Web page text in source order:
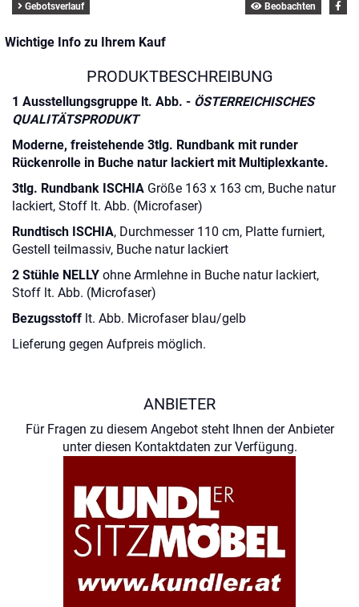
Gebotsverlauf Beobachten
Wichtige Info zu Ihrem Kauf
PRODUKTBESCHREIBUNG
1 Ausstellungsgruppe lt. Abb. - ÖSTERREICHISCHES
QUALITÄTSPRODUKT
Moderne, freistehende 3tlg. Rundbank mit runder
Rückenrolle in Buche natur lackiert mit Multiplexkante.
3tlg. Rundbank ISCHIA Größe 163 x 163 cm, Buche natur
lackiert, Stoff lt. Abb. (Microfaser)
Rundtisch ISCHIA, Durchmesser 110 cm, Platte furniert,
Gestell teilmassiv, Buche natur lackiert
2 Stühle NELLY ohne Armlehne in Buche natur lackiert,
Stoff lt. Abb. (Microfaser)
Bezugsstoff lt. Abb. Microfaser blau/gelb
Lieferung gegen Aufpreis möglich.
ANBIETER
Für Fragen zu diesem Angebot steht Ihnen der Anbieter
unter diesen Kontaktdaten zur Verfügung.